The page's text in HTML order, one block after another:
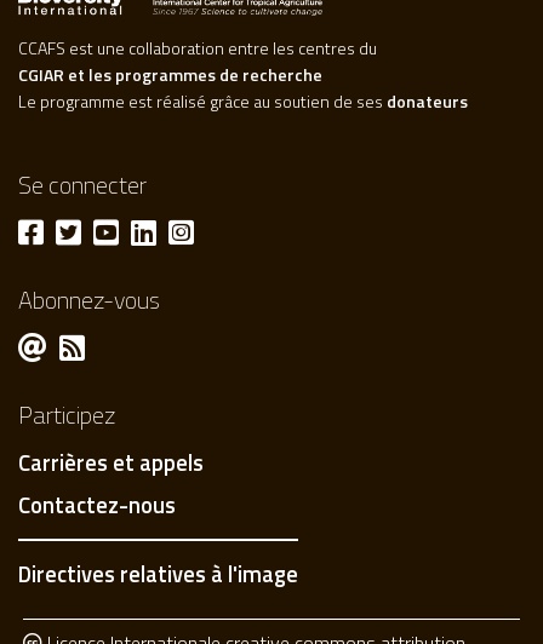
CCAFS est une collaboration entre les centres du
CGIAR et les programmes de recherche
Le programme est réalisé grâce au soutien de ses donateurs
Se connecter
Abonnez-vous
Participez
Carrières et appels
Contactez-nous
Directives relatives à l'image